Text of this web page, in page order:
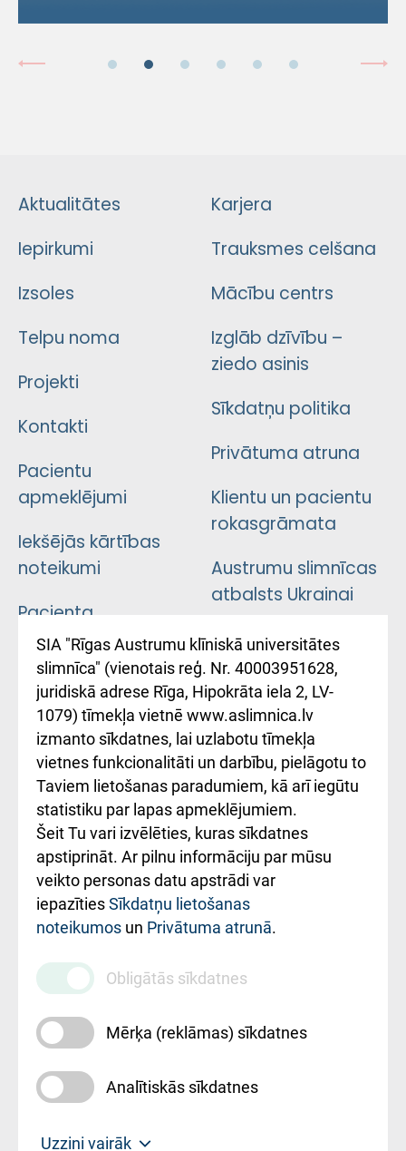
Aktualitātes
Iepirkumi
Izsoles
Telpu noma
Projekti
Kontakti
Pacientu
apmeklējumi
Iekšējās kārtības
noteikumi
Pacienta
atsauksmju/sūdzību
iesniegšanas
kārtība
Kā pie mums nokļūt
Rēķinu apmaksas
ceļvedis
Rekvizīti un
ārstniecības
iestādes kods
010000234
Maksas
pakalpojumu
cenrādis
Karjera
Trauksmes celšana
Mācību centrs
Izglāb dzīvību –
ziedo asinis
Sīkdatņu politika
Privātuma atruna
Klientu un pacientu
rokasgrāmata
Austrumu slimnīcas
atbalsts Ukrainai
Підтримка Східної
лікарні та співпраця з
Україною
SIA "Rīgas Austrumu klīniskā universitātes
slimnīca" (vienotais reģ. Nr. 40003951628,
juridiskā adrese Rīga, Hipokrāta iela 2, LV-
1079) tīmekļa vietnē www.aslimnica.lv
izmanto sīkdatnes, lai uzlabotu tīmekļa
vietnes funkcionalitāti un darbību, pielāgotu to
Taviem lietošanas paradumiem, kā arī iegūtu
statistiku par lapas apmeklējumiem.
Šeit Tu vari izvēlēties, kuras sīkdatnes
apstiprināt. Ar pilnu informāciju par mūsu
veikto personas datu apstrādi var
iepazītiesSīkdatņu lietošanas
noteikumos un Privātuma atrunā.
Obligātās sīkdatnes
Mērķa (reklāmas) sīkdatnes
Analītiskās sīkdatnes
Uzzini vairāk